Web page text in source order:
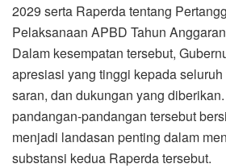
2029 serta Raperda tentang
Pelaksanaan APBD Tahun
Dalam kesempatan tersebut,
apresiasi yang tinggi kepada
saran, dan dukungan yang
pandangan-pandangan tersebut
menjadi landasan penting dalam
substansi kedua Raperda tersebut.